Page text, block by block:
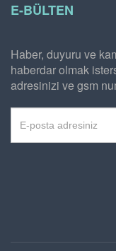
E-BÜLTEN
Haber, duyuru ve
haberdar olmak
adresinizi ve gsm